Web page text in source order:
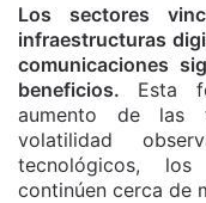
Los sectores
infraestructuras
comunicaciones
beneficios. Esta
aumento de las
volatilidad
tecnológicos, los
continúen cerca de